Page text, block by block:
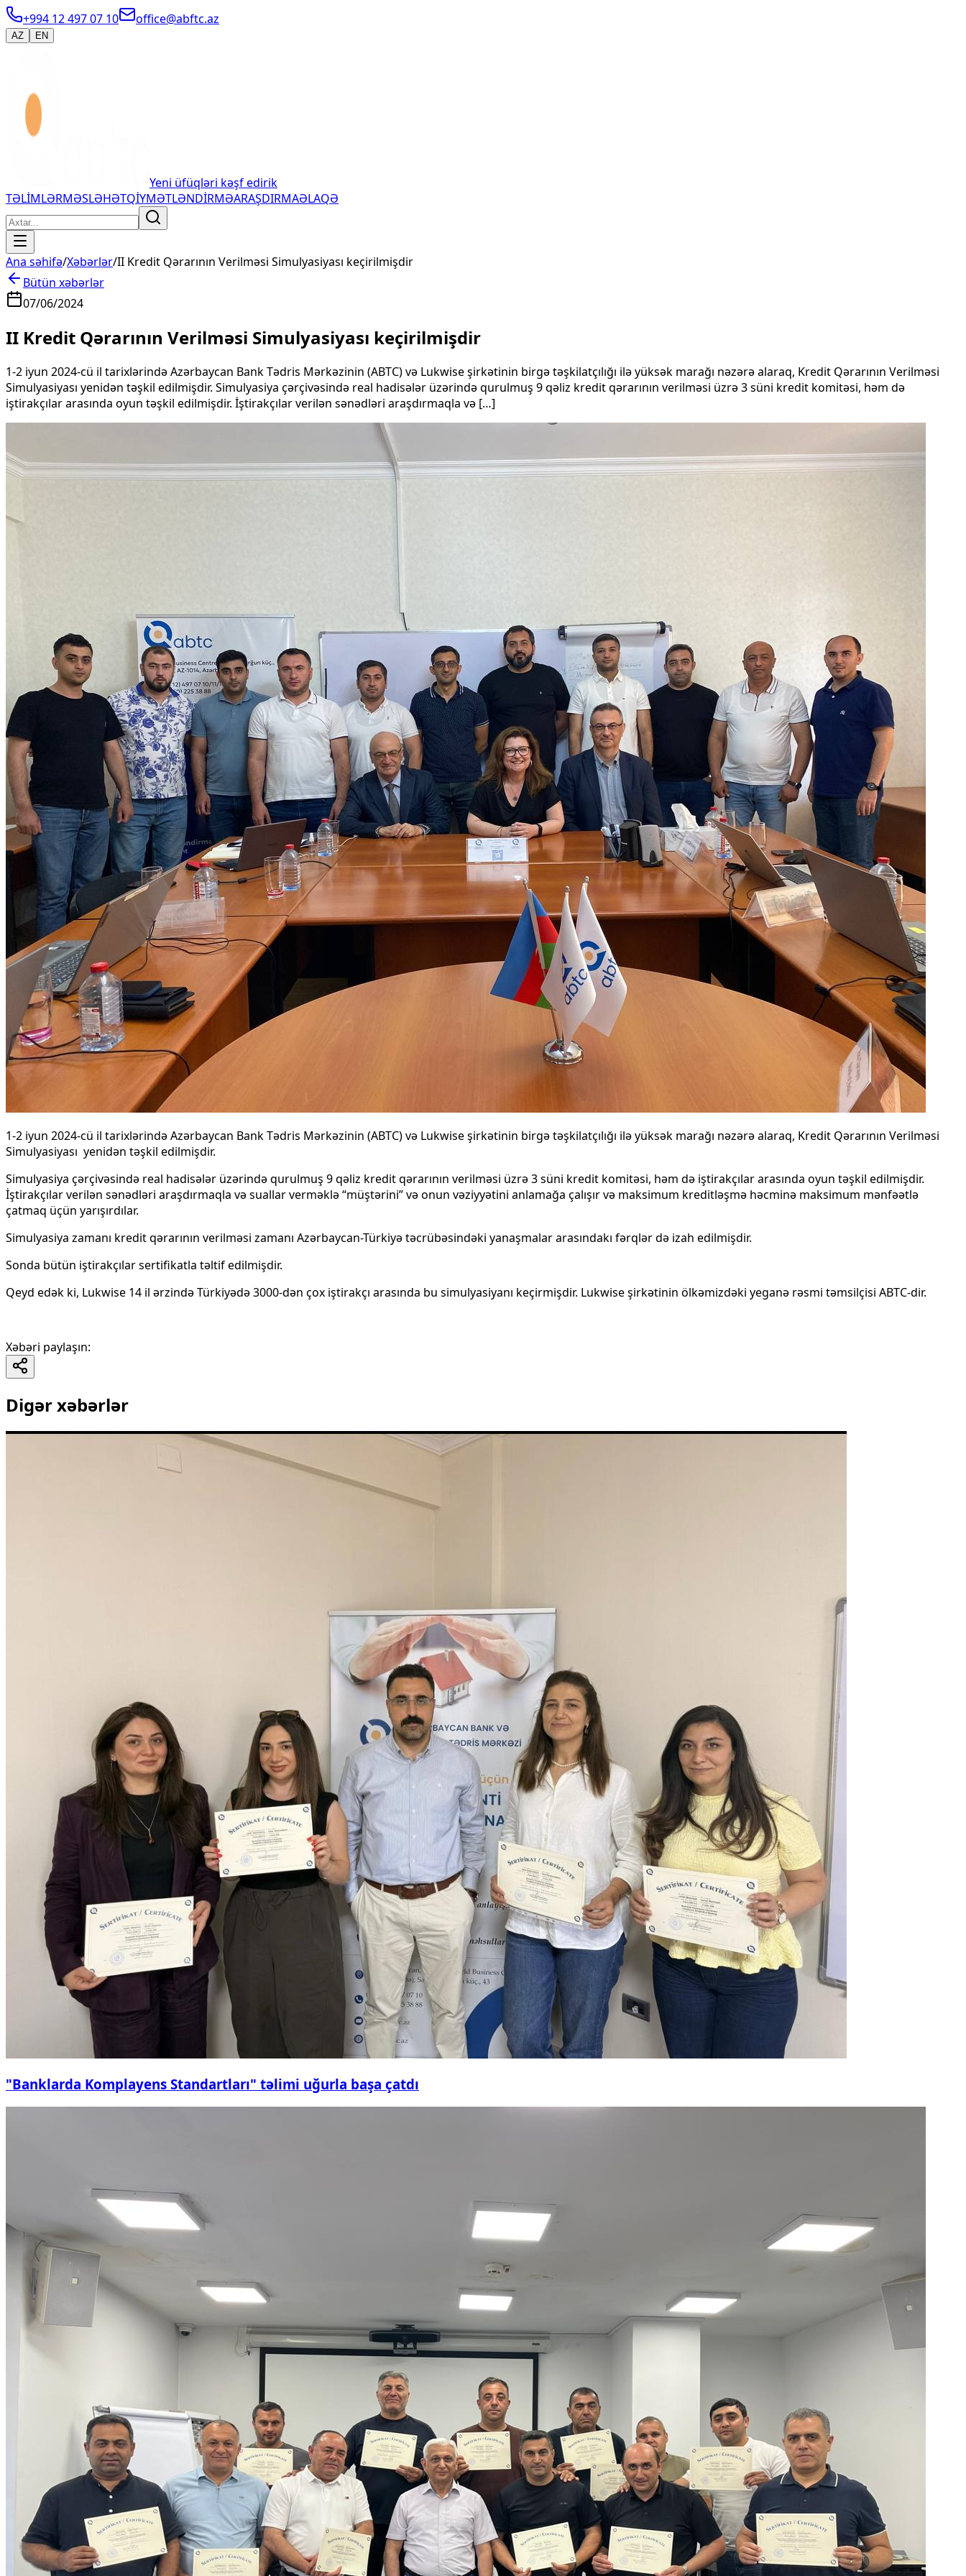
+994 12 497 07 10 office@abftc.az
AZ EN
Yeni üfüqləri kəşf edirik
TƏLİMLƏRMƏSLƏHƏTQİYMƏTLƏNDİRMƏARAŞDIRMAƏLAQƏ
Ana səhifə/Xəbərlər/II Kredit Qərarının Verilməsi Simulyasiyası keçirilmişdir
Bütün xəbərlər
07/06/2024
II Kredit Qərarının Verilməsi Simulyasiyası keçirilmişdir
1-2 iyun 2024-cü il tarixlərində Azərbaycan Bank Tədris Mərkəzinin (ABTC) və Lukwise şirkətinin birgə təşkilatçılığı ilə yüksək marağı nəzərə alaraq, Kredit Qərarının Verilməsi
Simulyasiyası yenidən təşkil edilmişdir. Simulyasiya çərçivəsində real hadisələr üzərində qurulmuş 9 qəliz kredit qərarının verilməsi üzrə 3 süni kredit komitəsi, həm də
iştirakçılar arasında oyun təşkil edilmişdir. İştirakçılar verilən sənədləri araşdırmaqla və […]
1-2 iyun 2024-cü il tarixlərində Azərbaycan Bank Tədris Mərkəzinin (ABTC) və Lukwise şirkətinin birgə təşkilatçılığı ilə yüksək marağı nəzərə alaraq, Kredit Qərarının Verilməsi
Simulyasiyası yenidən təşkil edilmişdir.
Simulyasiya çərçivəsində real hadisələr üzərində qurulmuş 9 qəliz kredit qərarının verilməsi üzrə 3 süni kredit komitəsi, həm də iştirakçılar arasında oyun təşkil edilmişdir.
İştirakçılar verilən sənədləri araşdırmaqla və suallar verməklə “müştərini” və onun vəziyyətini anlamağa çalışır və maksimum kreditləşmə həcminə maksimum mənfəətlə
çatmaq üçün yarışırdılar.
Simulyasiya zamanı kredit qərarının verilməsi zamanı Azərbaycan-Türkiyə təcrübəsindəki yanaşmalar arasındakı fərqlər də izah edilmişdir.
Sonda bütün iştirakçılar sertifikatla təltif edilmişdir.
Qeyd edək ki, Lukwise 14 il ərzində Türkiyədə 3000-dən çox iştirakçı arasında bu simulyasiyanı keçirmişdir. Lukwise şirkətinin ölkəmizdəki yeganə rəsmi təmsilçisi ABTC-dir.
Xəbəri paylaşın:
Digər xəbərlər
"Banklarda Komplayens Standartları" təlimi uğurla başa çatdı